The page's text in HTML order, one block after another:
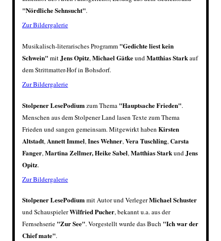
"Nördliche Sehnsucht".
Zur Bildergalerie
Musikalisch-literarisches Programm "Gedichte liest kein
Schwein" mitJens Opitz,Michael GätkeundMatthias Starkauf
dem Strittmatter-Hof in Bohsdorf.
Zur Bildergalerie
Stolpener LesePodium zum Thema "Hauptsache Frieden".
Menschen aus dem Stolpener Land lasen Texte zum Thema
Frieden und sangen gemeinsam. Mitgewirkt haben Kirsten
Altstadt, Annett Immel, Ines Wehner, Vera Tuschling, Carsta
Fanger, Martina Zellmer, Heike Sabel, Matthias Starkund Jens
Opitz.
Zur Bildergalerie
Stolpener LesePodiummit Autor und VerlegerMichael Schuster
und SchauspielerWilfried Pucher, bekannt u.a. aus der
Fernsehserie "Zur See". Vorgestellt wurde das Buch "Ich war der
Chief mate".